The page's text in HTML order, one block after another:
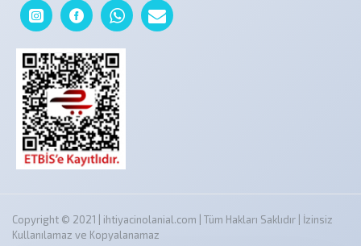
Copyright © 2021 | ihtiyacinolanial.com | Tüm Hakları Saklıdır | İzinsiz
Kullanılamaz ve Kopyalanamaz